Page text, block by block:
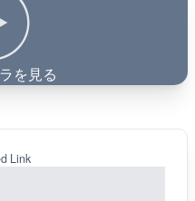
を見る
Link